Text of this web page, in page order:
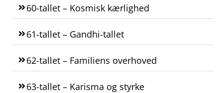
60-tallet – Kosmisk kærlighed
61-tallet – Gandhi-tallet
62-tallet – Familiens overhoved
63-tallet – Karisma og styrke